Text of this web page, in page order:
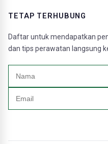
TETAP TERHUBUNG
Daftar untuk mendapatkan
dan tips perawatan langsung